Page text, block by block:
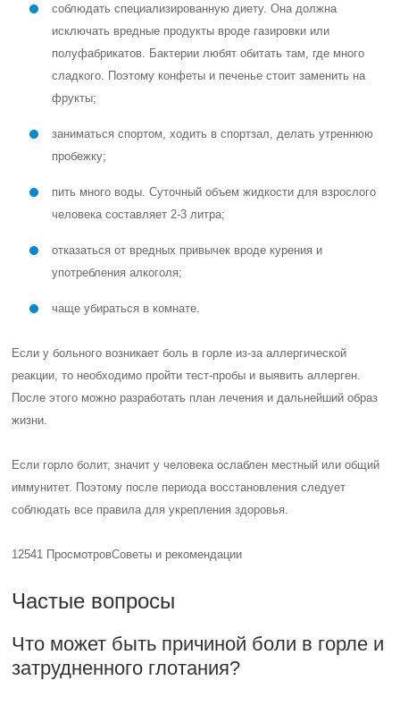
соблюдать специализированную диету. Она должна
исключать вредные продукты вроде газировки или
полуфабрикатов. Бактерии любят обитать там, где много
сладкого. Поэтому конфеты и печенье стоит заменить на
фрукты;
заниматься спортом, ходить в спортзал, делать утреннюю
пробежку;
пить много воды. Суточный объем жидкости для взрослого
человека составляет 2-3 литра;
отказаться от вредных привычек вроде курения и
употребления алкоголя;
чаще убираться в комнате.
Если у больного возникает боль в горле из-за аллергической
реакции, то необходимо пройти тест-пробы и выявить аллерген.
После этого можно разработать план лечения и дальнейший образ
жизни.
Если горло болит, значит у человека ослаблен местный или общий
иммунитет. Поэтому после периода восстановления следует
соблюдать все правила для укрепления здоровья.
12541 ПросмотровСоветы и рекомендации
Частые вопросы
Что может быть причиной боли в горле и
затрудненного глотания?